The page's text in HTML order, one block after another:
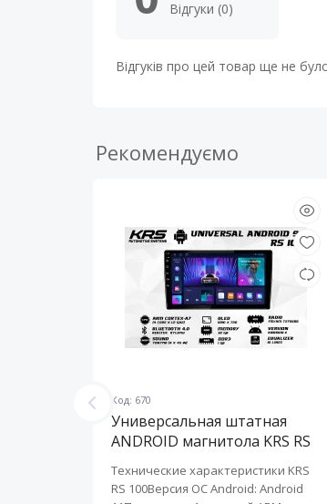
Відгуки (0)
Відгуків про цей товар ще не
Рекомендуємо
Код: 670
Универсальная штатная
ANDROID магнитола KRS RS
Технические характеристики KRS
RS 100Версия ОС Android: Android